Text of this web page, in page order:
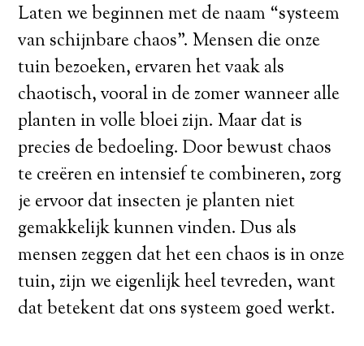
Laten we beginnen met de naam “systeem
van schijnbare chaos”. Mensen die onze
tuin bezoeken, ervaren het vaak als
chaotisch, vooral in de zomer wanneer alle
planten in volle bloei zijn. Maar dat is
precies de bedoeling. Door bewust chaos
te creëren en intensief te combineren, zorg
je ervoor dat insecten je planten niet
gemakkelijk kunnen vinden. Dus als
mensen zeggen dat het een chaos is in onze
tuin, zijn we eigenlijk heel tevreden, want
dat betekent dat ons systeem goed werkt.